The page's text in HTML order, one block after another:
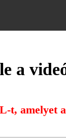
a
t, amelyet